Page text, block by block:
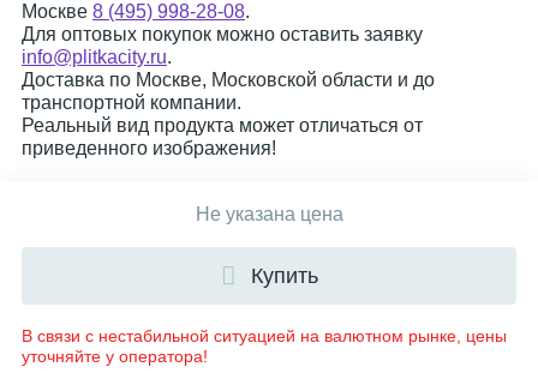
Москве 8 (495) 998-28-08.
Для оптовых покупок можно оставить заявку
info@plitkacity.ru.
Доставка по Москве, Московской области и до
транспортной компании.
Реальный вид продукта может отличаться от
приведенного изображения!
Не указана цена
Купить
В связи с нестабильной ситуацией на валютном рынке, цены
уточняйте у оператора!